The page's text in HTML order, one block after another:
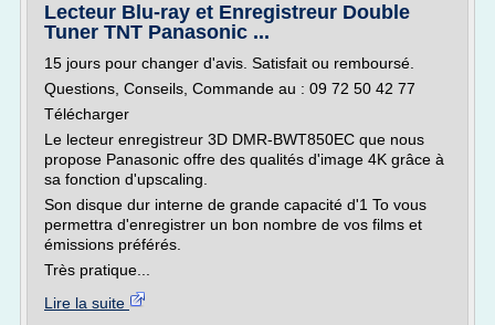
Lecteur Blu-ray et Enregistreur Double
Tuner TNT Panasonic ...
15 jours pour changer d'avis. Satisfait ou remboursé.
Questions, Conseils, Commande au : 09 72 50 42 77
Télécharger
Le lecteur enregistreur 3D DMR-BWT850EC que nous
propose Panasonic offre des qualités d'image 4K grâce à
sa fonction d'upscaling.
Son disque dur interne de grande capacité d'1 To vous
permettra d'enregistrer un bon nombre de vos films et
émissions préférés.
Très pratique...
Lire la suite